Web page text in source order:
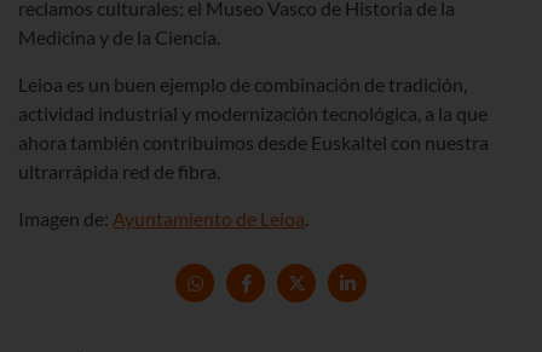
reclamos culturales: el Museo Vasco de Historia de la
Medicina y de la Ciencia.
Leioa es un buen ejemplo de combinación de tradición,
actividad industrial y modernización tecnológica, a la que
ahora también contribuimos desde Euskaltel con nuestra
ultrarrápida red de fibra.
Imagen de: Ayuntamiento de Leioa.